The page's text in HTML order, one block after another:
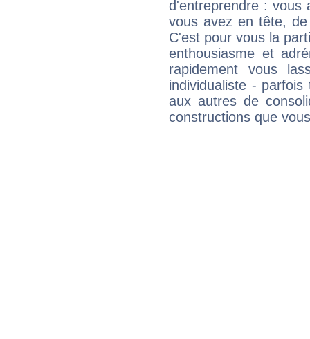
d'entreprendre :
vous avez en tête,
C'est pour vous la
enthousiasme et
rapidement vous
individualiste -
aux autres de
constructions que